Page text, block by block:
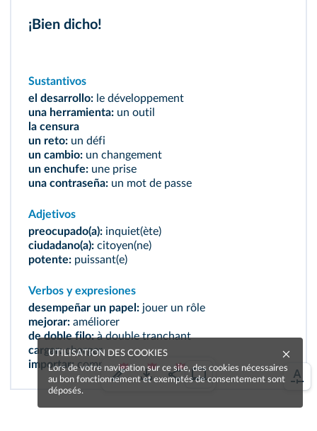
¡Bien dicho!
Sustantivos
el desarrollo: le développement
una herramienta: un outil
la censura
un reto: un défi
un cambio: un changement
un enchufe: une prise
una contraseña: un mot de passe
Adjetivos
preocupado(a): inquiet(ète)
ciudadano(a): citoyen(ne)
potente: puissant(e)
Verbos y expresiones
desempeñar un papel: jouer un rôle
mejorar: améliorer
de doble filo:à double tranchant
cargar:charger
importar:compter
UTILISATION DES COOKIES
Lors de votre navigation sur ce site, des cookies nécessaires
au bon fonctionnement et exemptés de consentement sont
déposés.